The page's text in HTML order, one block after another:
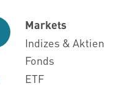
Markets
Indizes & Aktien
Fonds
ETF